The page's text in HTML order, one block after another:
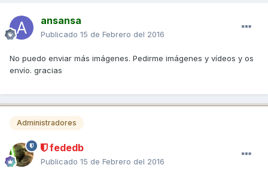
ansansa
Publicado 15 de Febrero del 2016
No puedo enviar más imágenes. Pedirme imágenes y vídeos y os
envío. gracias
Administradores
fededb
Publicado 15 de Febrero del 2016